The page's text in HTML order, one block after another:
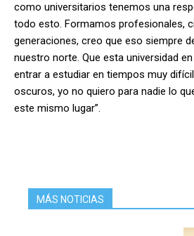
como universitarios tenemos una
todo esto. Formamos profesionales,
generaciones, creo que eso siempre
nuestro norte. Que esta universidad
entrar a estudiar en tiempos muy
oscuros, yo no quiero para nadie lo
este mismo lugar”.
MÁS NOTICIAS